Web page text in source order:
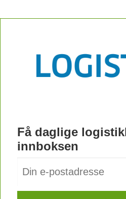
Få daglige
innboksen